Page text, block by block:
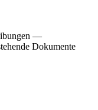
—
Dokumente